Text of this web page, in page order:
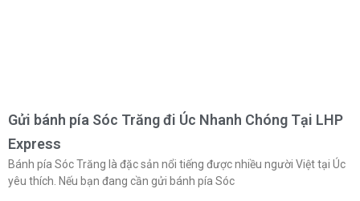
Gửi bánh pía Sóc Trăng đi Úc Nhanh Chóng Tại LHP
Express
Bánh pía Sóc Trăng là đặc sản nổi tiếng được nhiều người Việt tại Úc
yêu thích. Nếu bạn đang cần gửi bánh pía Sóc